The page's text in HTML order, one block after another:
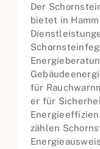
Der
bietet in
für
er für
zählen